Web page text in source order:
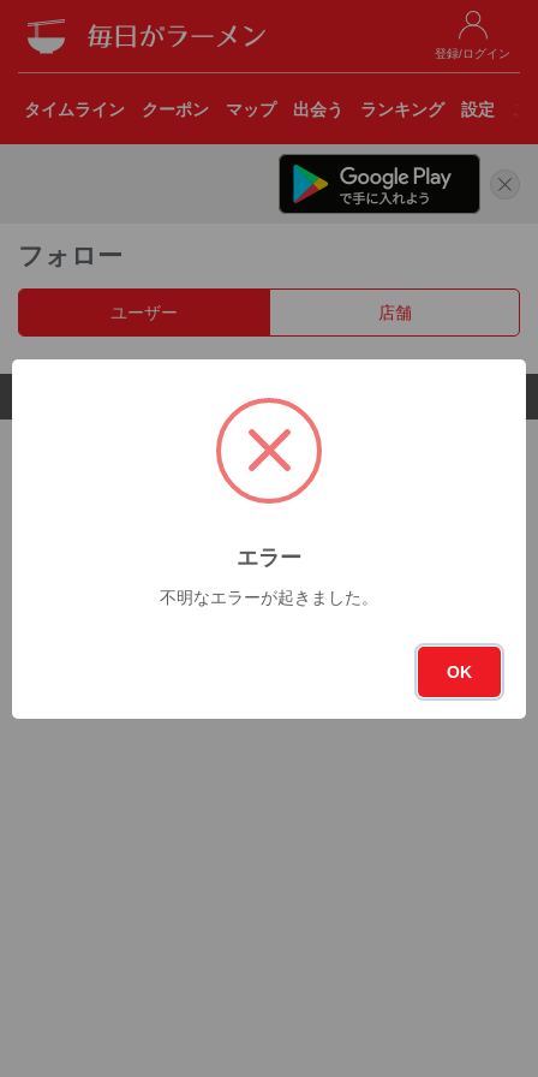
登録/ログイン
タイムライン クーポン マップ 出会う ランキング 設定
フォロー
ユーザー 店舗
© 2017 Clear Inc.
エラー
不明なエラーが起きました。
OK